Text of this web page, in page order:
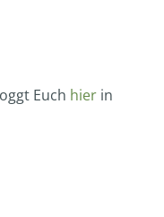
Euch hier in